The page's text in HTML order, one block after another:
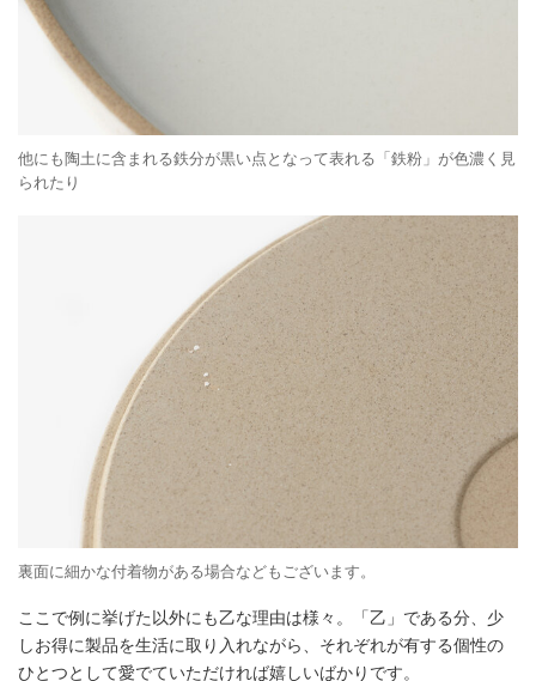
他にも陶土に含まれる鉄分が黒い点となって表れる「鉄粉」が色濃く見
られたり
裏面に細かな付着物がある場合などもございます。
ここで例に挙げた以外にも乙な理由は様々。「乙」である分、少
しお得に製品を生活に取り入れながら、それぞれが有する個性の
ひとつとして愛でていただければ嬉しいばかりです。